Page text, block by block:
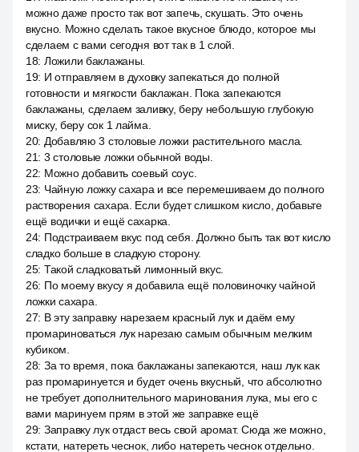
можно даже просто так вот запечь, скушать. Это очень
вкусно. Можно сделать такое вкусное блюдо, которое мы
сделаем с вами сегодня вот так в 1 слой.
18: Ложили баклажаны.
19: И отправляем в духовку запекаться до полной
готовности и мягкости баклажан. Пока запекаются
баклажаны, сделаем заливку, беру небольшую глубокую
миску, беру сок 1 лайма.
20: Добавляю 3 столовые ложки растительного масла.
21: 3 столовые ложки обычной воды.
22: Можно добавить соевый соус.
23: Чайную ложку сахара и все перемешиваем до полного
растворения сахара. Если будет слишком кисло, добавьте
ещё водички и ещё сахарка.
24: Подстраиваем вкус под себя. Должно быть так вот кисло
сладко больше в сладкую сторону.
25: Такой сладковатый лимонный вкус.
26: По моему вкусу я добавила ещё половиночку чайной
ложки сахара.
27: В эту заправку нарезаем красный лук и даём ему
промариноваться лук нарезаю самым обычным мелким
кубиком.
28: За то время, пока баклажаны запекаются, наш лук как
раз промаринуется и будет очень вкусный, что абсолютно
не требует дополнительного маринования лука, мы его с
вами маринуем прям в этой же заправке ещё
29: Заправку лук отдаст весь свой аромат. Сюда же можно,
кстати, натереть чеснок, либо натереть чеснок отдельно.